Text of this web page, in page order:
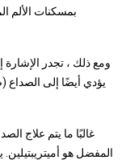
بمسكنات الألم
ومع ذلك ، تجدر الإشارة
يؤدي أيضًا إلى الصداع
غالبًا ما يتم علاج
المفضل هو